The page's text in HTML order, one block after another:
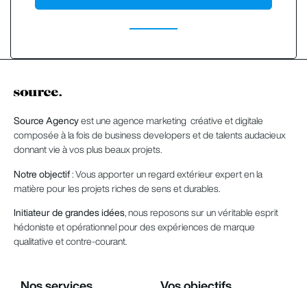
Source Agency est une agence marketing créative et digitale
composée à la fois de business developers et de talents audacieux
donnant vie à vos plus beaux projets.
Notre objectif: Vous apporter un regard extérieur expert en la
matière pour les projets riches de sens et durables.
Initiateur de grandes idées , nous reposons sur un véritable esprit
hédoniste et opérationnel pour des expériences de marque
qualitative et contre-courant.
Nos services Vos objectifs